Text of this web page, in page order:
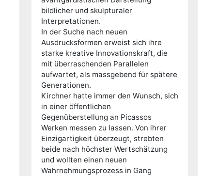
bildlicher und skulpturaler
Interpretationen.
In der Suche nach neuen
Ausdrucksformen erweist sich ihre
starke kreative Innovationskraft, die
mit überraschenden Parallelen
aufwartet, als massgebend für spätere
Generationen.
Kirchner hatte immer den Wunsch, sich
in einer öffentlichen
Gegenüberstellung an Picassos
Werken messen zu lassen. Von ihrer
Einzigartigkeit überzeugt, strebten
beide nach höchster Wertschätzung
und wollten einen neuen
Wahrnehmungsprozess in Gang